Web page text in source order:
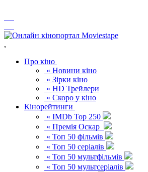
,
Про кіно
« Новини кіно
« Зірки кіно
« HD Трейлери
« Скоро у кіно
Кінорейтинги
« IMDb Top 250
« Премія Оскар
« Топ 50 фільмів
« Топ 50 серіалів
« Топ 50 мультфільмів
« Топ 50 мультсеріалів